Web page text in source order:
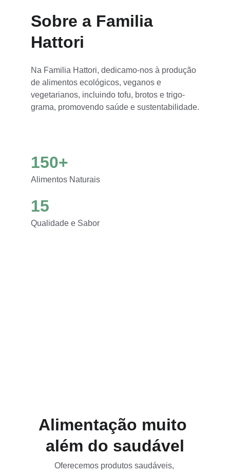
Sobre a Familia
Hattori
Na Familia Hattori, dedicamo-nos à produção
de alimentos ecológicos, veganos e
vegetarianos, incluindo tofu, brotos e trigo-
grama, promovendo saúde e sustentabilidade.
150+
15
Qualidade e Sabor
Alimentos Naturais
Alimentação muito
além do saudável
Oferecemos produtos saudáveis,